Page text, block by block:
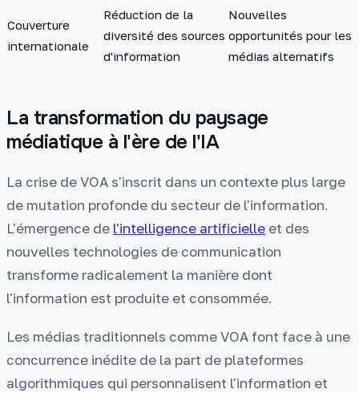
Couverture
internationale
Réduction de la
diversité des sources
d'information
Nouvelles
opportunités pour les
médias alternatifs
La transformation du paysage
médiatique à l'ère de l'IA
La crise de VOA s'inscrit dans un contexte plus large
de mutation profonde du secteur de l'information.
L'émergence de l'intelligence artificielle et des
nouvelles technologies de communication
transforme radicalement la manière dont
l'information est produite et consommée.
Les médias traditionnels comme VOA font face à une
concurrence inédite de la part de plateformes
algorithmiques qui personnalisent l'information et